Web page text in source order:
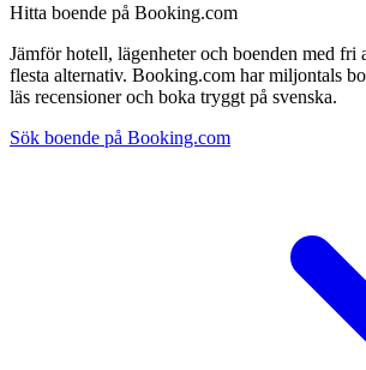
Hitta boende på Booking.com
Jämför hotell, lägenheter och boenden med fri
flesta alternativ. Booking.com har miljontals
läs recensioner och boka tryggt på svenska.
Sök boende på Booking.com